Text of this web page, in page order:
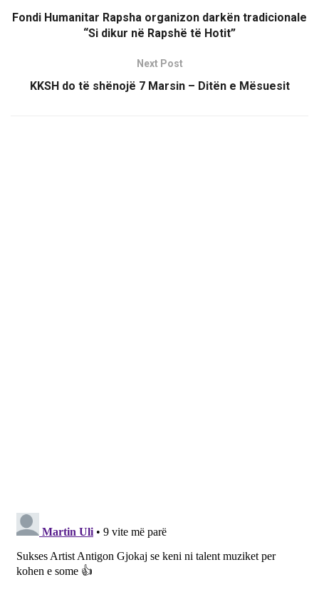
Fondi Humanitar Rapsha organizon darkën tradicionale
“Si dikur në Rapshë të Hotit”
Next Post
KKSH do të shënojë 7 Marsin – Ditën e Mësuesit